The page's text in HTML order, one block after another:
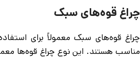
چراغ قوه‌های سبک
چراغ قوه‌های سبک معمولاً برای
مناسب هستند. این نوع چراغ قوه‌ها